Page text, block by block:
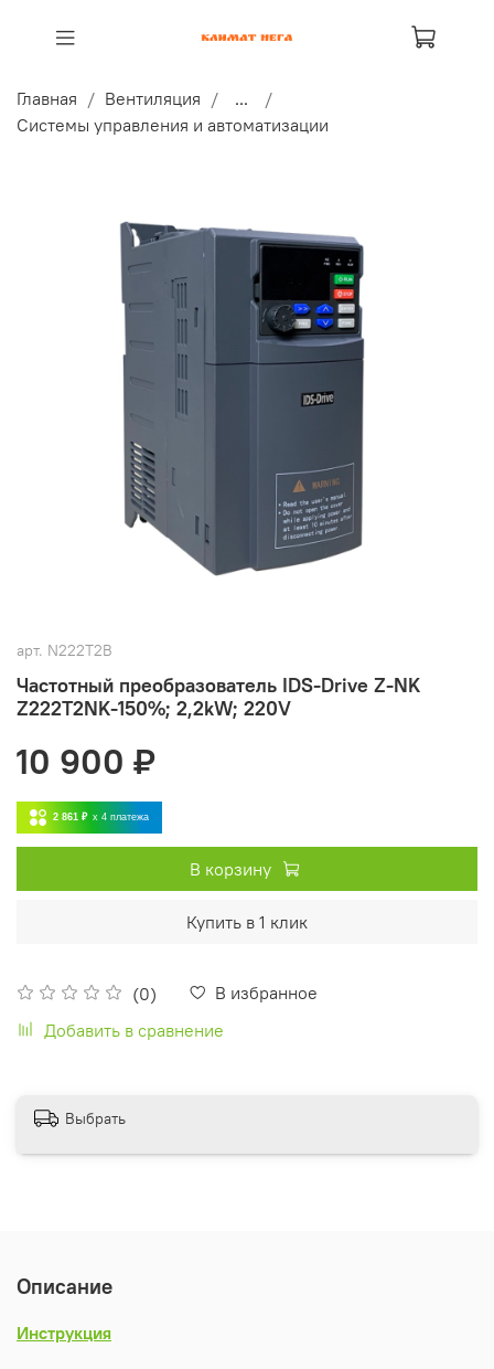
Главная Вентиляция
...
Системы управления и автоматизации
арт. N222T2B
Частотный преобразователь IDS-Drive Z-NK
Z222T2NK-150%; 2,2kW; 220V
(0)
В избранное
Добавить в сравнение
10 900 ₽
2 861 ₽ x 4 платежа
В корзину
Купить в 1 клик
Выбрать
Описание
Инструкция